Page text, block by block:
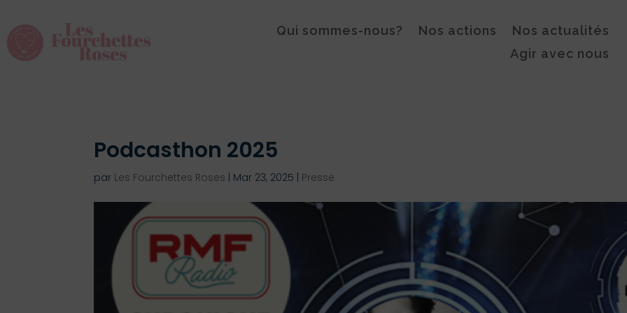
Qui sommes-nous? Nos actions
Nos actualités
Agir avec nous
Podcasthon 2025
par Les Fourchettes Roses Mar 23, 2025 Presse